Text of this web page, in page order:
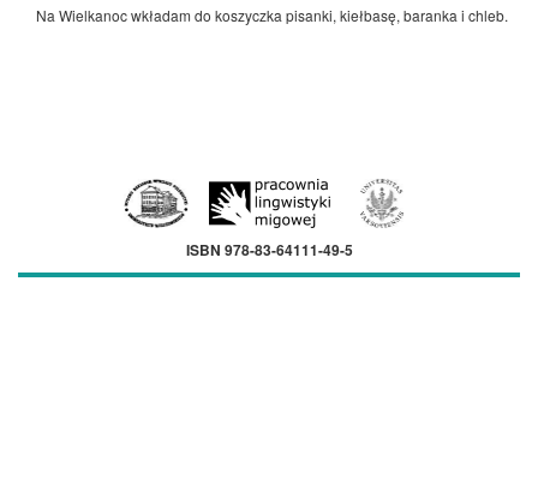
Na Wielkanoc wkładam do koszyczka pisanki, kiełbasę, baranka i chleb.
ISBN 978-83-64111-49-5